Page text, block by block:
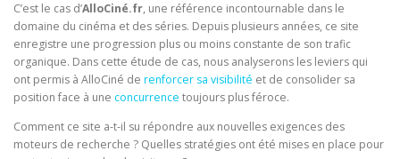
C’est le cas d’AlloCiné.fr, une référence incontournable dans le
domaine du cinéma et des séries. Depuis plusieurs années, ce site
enregistre une progression plus ou moins constante de son trafic
organique. Dans cette étude de cas, nous analyserons les leviers qui
ont permis à AlloCiné de renforcer sa visibilité et de consolider sa
position face à une concurrence toujours plus féroce.
Comment ce site a-t-il su répondre aux nouvelles exigences des
moteurs de recherche ? Quelles stratégies ont été mises en place pour